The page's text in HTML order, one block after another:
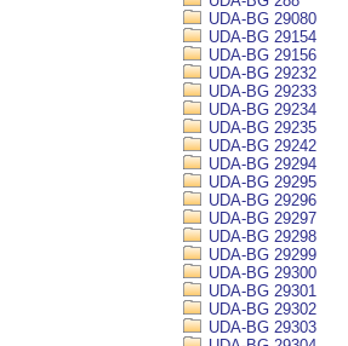
UDA-BG 29080
UDA-BG 29154
UDA-BG 29156
UDA-BG 29232
UDA-BG 29233
UDA-BG 29234
UDA-BG 29235
UDA-BG 29242
UDA-BG 29294
UDA-BG 29295
UDA-BG 29296
UDA-BG 29297
UDA-BG 29298
UDA-BG 29299
UDA-BG 29300
UDA-BG 29301
UDA-BG 29302
UDA-BG 29303